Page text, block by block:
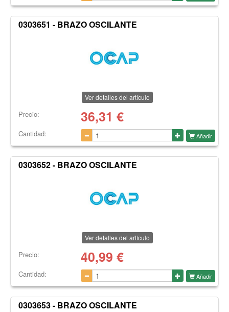
0303651 - BRAZO OSCILANTE
Ver detalles del artículo
Precio: 36,31 €
Cantidad: Añadir
0303652 - BRAZO OSCILANTE
Ver detalles del artículo
Precio: 40,99 €
Cantidad: Añadir
0303653 - BRAZO OSCILANTE